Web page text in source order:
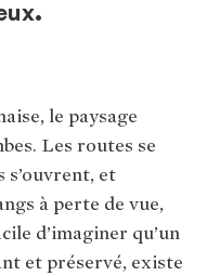
le paysage
Les routes se
et
à perte de vue,
d’imaginer qu’un
et préservé, existe